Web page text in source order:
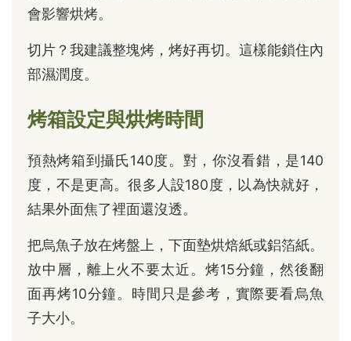
會影響烘烤。
切片？我建議整塊烤，烤好再切。這樣能鎖住內
部濕潤度。
烤箱設定與烘烤時間
預熱烤箱到攝氏140度。對，你沒看錯，是140
度，不是更高。很多人設180度，以為快就好，
結果外面焦了裡面還沒透。
把烏魚子放在烤盤上，下面墊烘焙紙或鋁箔紙。
放中層，離上火不要太近。烤15分鐘，然後翻
面再烤10分鐘。時間只是參考，實際要看烏魚
子大小。